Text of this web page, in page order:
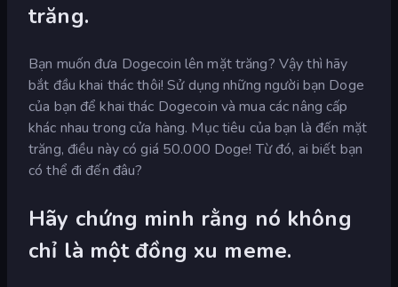
trăng.
Bạn muốn đưa Dogecoin lên mặt trăng? Vậy thì hãy
bắt đầu khai thác thôi! Sử dụng những người bạn Doge
của bạn để khai thác Dogecoin và mua các nâng cấp
khác nhau trong cửa hàng. Mục tiêu của bạn là đến mặt
trăng, điều này có giá 50.000 Doge! Từ đó, ai biết bạn
có thể đi đến đâu?
Hãy chứng minh rằng nó không
chỉ là một đồng xu meme.